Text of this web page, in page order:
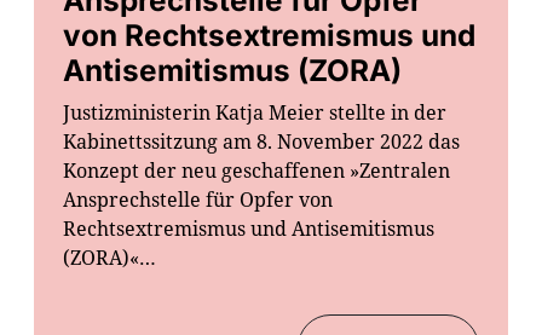
von Rechtsextremismus und
Antisemitismus (ZORA)
Justizministerin Katja Meier stellte in der
Kabinettssitzung am 8. November 2022 das
Konzept der neu geschaffenen »Zentralen
Ansprechstelle für Opfer von
Rechtsextremismus und Antisemitismus
(ZORA)«…